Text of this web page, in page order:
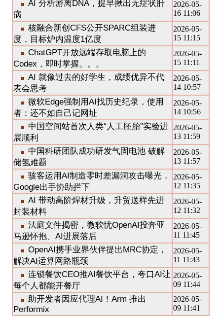
AI 分析游离DNA，提早揪出无症状肝
病
2026-05-
16 11:06
核融合新创CFS公开SPARC组装进
度，目标炉内温度1亿度
2026-05-
15 11:15
ChatGPT开放远端存取电脑上的
Codex，即时掌握。。。
2026-05-
15 11:11
AI 就像过去的好学生，成绩优异不代
表会思考
2026-05-
14 10:57
微软Edge强制用AI找历史纪录，使用
者：还不如自己记网址
2026-05-
14 10:56
中国空间站首次人类“人工胚胎”实验进
展顺利
2026-05-
13 11:59
中国科研团队成功研发气固电池 破解
储氢难题
2026-05-
13 11:57
骇客运用AI制造零时差漏洞攻击曝光，
Google出手协助拦下
2026-05-
12 11:35
AI 带动高阶焊材升级，升贸送样先进
封装材料
2026-05-
12 11:32
法庭文件揭密，微软忧OpenAI投奔亚
马逊怀抱、AI进展落后
2026-05-
11 11:45
OpenAI携手业界伙伴提出MRC协定，
解决AI运算网路瓶颈
2026-05-
11 11:43
连锁餐饮CEO推AI餐饮平台，夸口AI让
每个人都能开餐厅
2026-05-
09 11:44
助开发者因应代理AI！Arm 推出
Performix
2026-05-
09 11:41